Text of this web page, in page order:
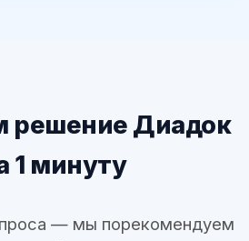
решение Диадок
1 минуту
— мы порекомендуем